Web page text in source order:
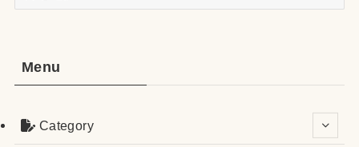
Menu
Category